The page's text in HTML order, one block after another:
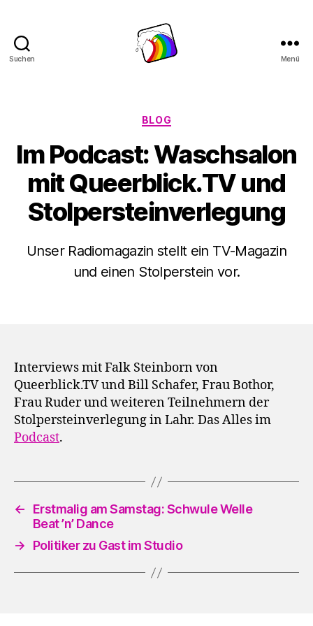
Suchen Menü
Kategorien
BLOG
Im Podcast: Waschsalon
mit Queer­blick.TV und
Stolper­stein­verle­gung
Unser Radiomagazin stellt ein TV-Magazin
und einen Stolperstein vor.
Interviews mit Falk Steinborn von
Queerblick.TV und Bill Schafer, Frau Bothor,
Frau Ruder und weiteren Teilnehmern der
Stolpersteinverlegung in Lahr. Das Alles im
Podcast.
←
Erstmalig am Samstag: Schwule Welle
Beat ’n’ Dance
→
Politiker zu Gast im Studio